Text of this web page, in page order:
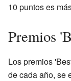
10 puntos es
Premios
Los premios
de cada año, se